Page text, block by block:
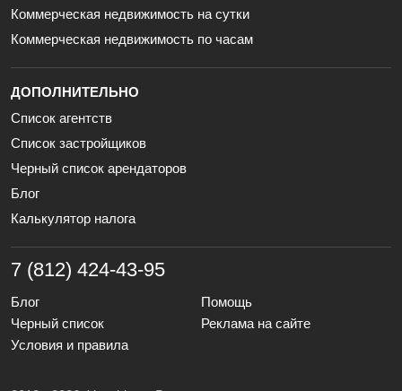
Коммерческая недвижимость на сутки
Коммерческая недвижимость по часам
ДОПОЛНИТЕЛЬНО
Список агентств
Список застройщиков
Черный список арендаторов
Блог
Калькулятор налога
7 (812) 424-43-95
Блог
Помощь
Черный список
Реклама на сайте
Условия и правила